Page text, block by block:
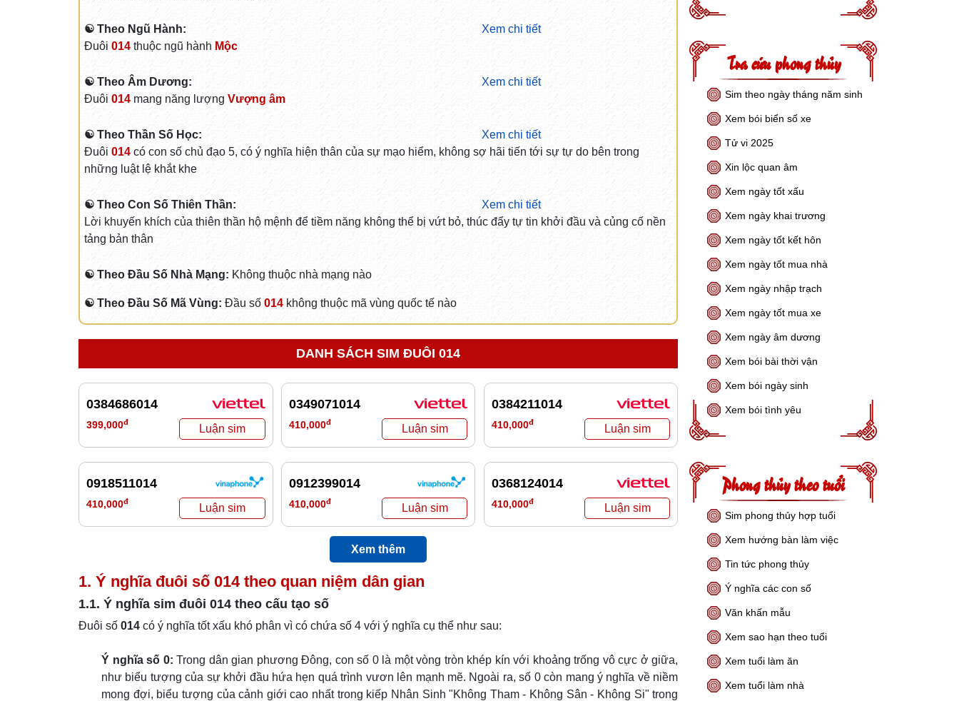
☯ Theo Ngũ Hành:
Xem chi tiết
Đuôi 014thuộc ngũ hành Mộc
☯ Theo Âm Dương:
Xem chi tiết
Đuôi 014mang năng lượng Vượng âm
☯ Theo Thần Số Học:
Xem chi tiết
Đuôi 014có con số chủ đạo 5, có ý nghĩa hiện thân của sự mạo hiểm, không sợ hãi tiến tới sự tự do bên trong
những luật lệ khắt khe
☯ Theo Con Số Thiên Thần:
Xem chi tiết
Lời khuyến khích của thiên thần hộ mệnh để tiềm năng không thể bị vứt bỏ, thúc đẩy tự tin khởi đầu và củng cố nền
tảng bản thân
☯ Theo Đầu Số Nhà Mạng: Không thuộc nhà mạng nào
☯ Theo Đầu Số Mã Vùng: Đầu số 014không thuộc mã vùng quốc tế nào
DANH SÁCH SIM ĐUÔI 014
0384686014
399,000đ
0349071014
410,000đ
0384211014
410,000đ
0918511014
410,000đ
0912399014
410,000đ
0368124014
410,000đ
Xem thêm
1. Ý nghĩa đuôi số 014theo quan niệm dân gian
1.1. Ý nghĩa sim đuôi 014 theo cấu tạo số
Đuôi số 014 có ý nghĩa tốt xấu khó phân vì có chứa số 4 với ý nghĩa cụ thể như sau:
Ý nghĩa số 0: Trong dân gian phương Đông, con số 0 là một vòng tròn khép kín với khoảng trống vô cực ở giữa,
như biểu tượng của sự khởi đầu hứa hẹn quá trình vươn lên mạnh mẽ. Ngoài ra, số 0 còn mang ý nghĩa về niềm
mong đợi, biểu tượng của cảnh giới cao nhất trong kiếp Nhân Sinh "Không Tham - Không Sân - Không Si" trong
Tra cứu phong thủy
Sim theo ngày tháng năm sinh
Xem bói biển số xe
Tử vi 2025
Xin lộc quan âm
Xem ngày tốt xấu
Xem ngày khai trương
Xem ngày tốt kết hôn
Xem ngày tốt mua nhà
Xem ngày nhập trạch
Xem ngày tốt mua xe
Xem ngày âm dương
Xem bói bài thời vận
Xem bói ngày sinh
Xem bói tình yêu
Phong thủy theo tuổi
Sim phong thủy hợp tuổi
Xem hướng bàn làm việc
Tin tức phong thủy
Ý nghĩa các con số
Văn khấn mẫu
Xem sao hạn theo tuổi
Xem tuổi làm ăn
Xem tuổi làm nhà